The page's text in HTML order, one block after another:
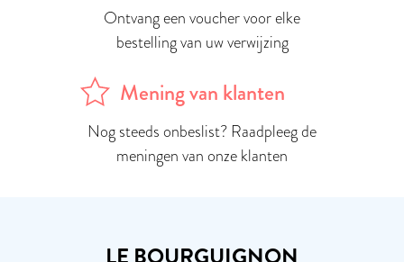
Ontvang een voucher voor elke
bestelling van uw verwijzing
Mening van klanten
Nog steeds onbeslist? Raadpleeg de
meningen van onze klanten